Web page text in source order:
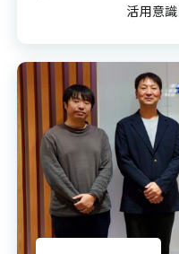
活用意